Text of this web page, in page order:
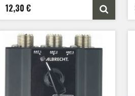
12,30 €